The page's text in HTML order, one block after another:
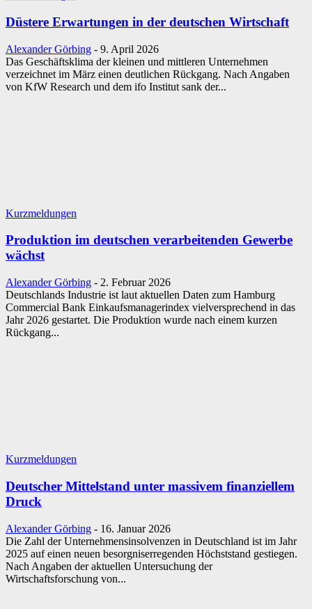
Düstere Erwartungen in der deutschen Wirtschaft
Alexander Görbing - 9. April 2026
Das Geschäftsklima der kleinen und mittleren Unternehmen
verzeichnet im März einen deutlichen Rückgang. Nach Angaben
von KfW Research und dem ifo Institut sank der...
Kurzmeldungen
Produktion im deutschen verarbeitenden Gewerbe
wächst
Alexander Görbing - 2. Februar 2026
Deutschlands Industrie ist laut aktuellen Daten zum Hamburg
Commercial Bank Einkaufsmanagerindex vielversprechend in das
Jahr 2026 gestartet. Die Produktion wurde nach einem kurzen
Rückgang...
Kurzmeldungen
Deutscher Mittelstand unter massivem finanziellem
Druck
Alexander Görbing - 16. Januar 2026
Die Zahl der Unternehmensinsolvenzen in Deutschland ist im Jahr
2025 auf einen neuen besorgniserregenden Höchststand gestiegen.
Nach Angaben der aktuellen Untersuchung der
Wirtschaftsforschung von...